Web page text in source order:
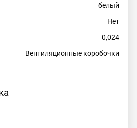
белый
Нет
0,024
Вентиляционные коробочки